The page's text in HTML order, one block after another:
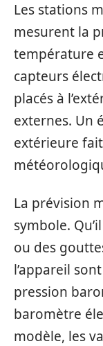
Les stations
mesurent la
température
capteurs
placés à
externes. Un
extérieure
La prévision
symbole.
ou des
l’appareil
pression
baromètre
modèle, les